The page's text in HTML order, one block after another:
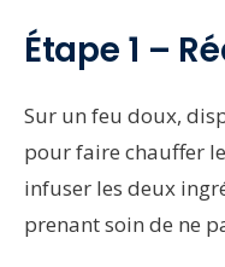
Étape 1 –
Sur un feu doux,
pour faire chauffer
infuser les deux
prenant soin de ne